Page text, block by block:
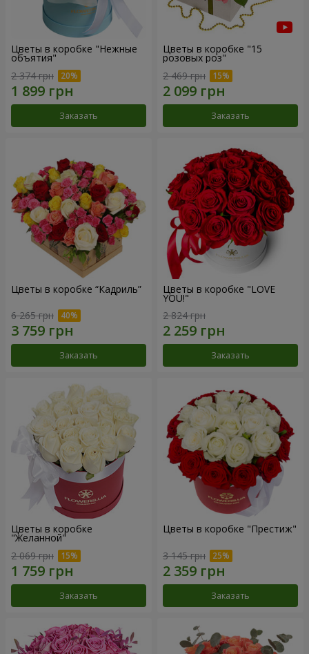
Цветы в коробке "Нежные
объятия"
2 374 грн
Заказать
Цветы в коробке "15
розовых роз"
2 469 грн
Заказать
Цветы в коробке “Кадриль”
6 265 грн
Заказать
Цветы в коробке "LOVE
YOU!"
2 824 грн
Заказать
Цветы в коробке
"Желанной"
2 069 грн
Заказать
Цветы в коробке "Престиж"
3 145 грн
Заказать